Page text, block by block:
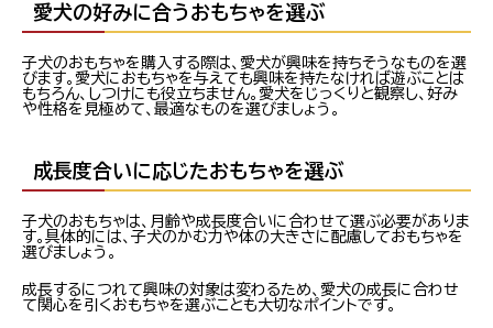
愛犬の好みに合うおもちゃを選ぶ
子犬のおもちゃを購入する際は、愛犬が興味を持ちそうなものを選
びます。愛犬におもちゃを与えても興味を持たなければ遊ぶことは
もちろん、しつけにも役立ちません。愛犬をじっくりと観察し、好み
や性格を見極めて、最適なものを選びましょう。
成長度合いに応じたおもちゃを選ぶ
子犬のおもちゃは、月齢や成長度合いに合わせて選ぶ必要がありま
す。具体的には、子犬のかむ力や体の大きさに配慮しておもちゃを
選びましょう。
成長するにつれて興味の対象は変わるため、愛犬の成長に合わせ
て関心を引くおもちゃを選ぶことも大切なポイントです。